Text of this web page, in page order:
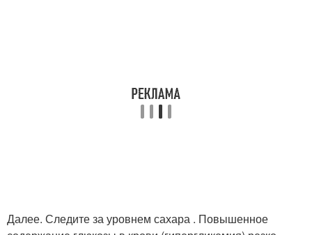
Далее. Следите за уровнем сахара . Повышенное